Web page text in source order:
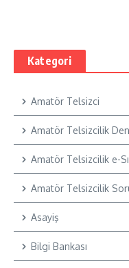
Kategori
Amatör Telsizci
Amatör Telsizcilik
Amatör Telsizcilik e-
Amatör Telsizcilik
Asayiş
Bilgi Bankası